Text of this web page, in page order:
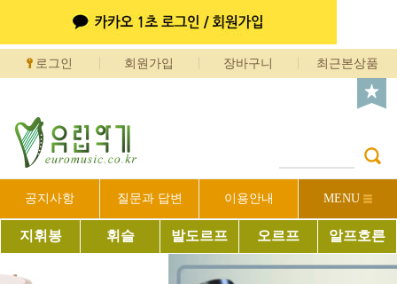
로그인 회원가입 장바구니 최근본상품
공지사항 질문과 답변 이용안내 MENU
지휘봉 휘슬 발도르프 오르프 알프호른